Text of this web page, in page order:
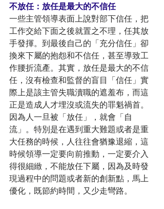
不放任：放任是最大的不信任
一些主管領導表面上說對部下信任，把
工作交給下面之後就置之不理，任其放
手發揮。到最後自己的「充分信任」卻
換來下屬的抱怨和不信任，甚至導致工
作腰折流產。其實，放任是最大的不信
任，沒有檢查和監督的盲目「信任」實
際上是該主管失職瀆職的遮羞布，而這
正是造成人才埋沒或流失的罪魁禍首。
因為人一旦被「放任」，就會「自
流」。特別是在遇到重大難題或者是重
大任務的時候，人往往會猶豫退縮，這
時候領導一定要向前推動，一定要介入
得很細緻，不能放任下屬，因為及時發
現過程中的問題或者新的創新點，馬上
優化，既節約時間，又少走彎路。